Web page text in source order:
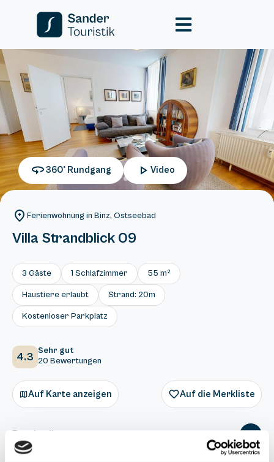
360° Rundgang Video
Ferienwohnung in Binz, Ostseebad
Villa Strandblick 09
3 Gäste 1 Schlafzimmer 55 m²
Haustiere erlaubt Strand: 20m
Kostenloser Parkplatz
4.3 Sehr gut
20 Bewertungen
Auf Karte anzeigen Auf die Merkliste
Beschreibung